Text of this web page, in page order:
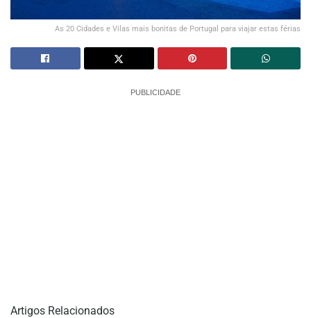
As 20 Cidades e Vilas mais bonitas de Portugal para viajar estas férias
PUBLICIDADE
Artigos Relacionados